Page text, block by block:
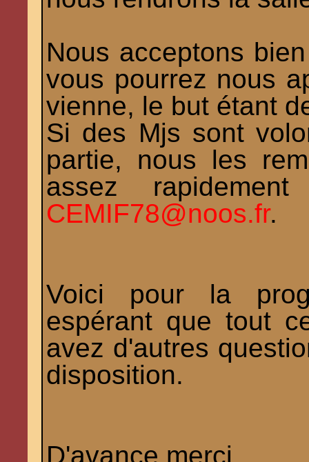
Nous acceptons
vous pourrez nous
vienne, le but étant
Si des Mjs sont
partie, nous les
assez
CEMIF78@noos.fr.
Voici pour la
espérant que tout
avez d'autres
disposition.
D'avance merci